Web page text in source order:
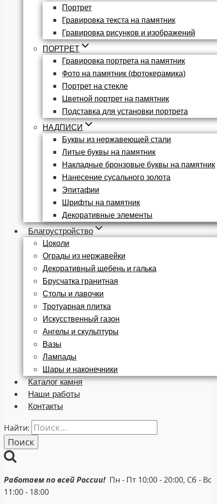
Портрет
Гравировка текста на памятник
Гравировка рисунков и изображений
ПОРТРЕТ
Гравировка портрета на памятник
Фото на памятник (фотокерамика)
Портрет на стекле
Цветной портрет на памятник
Подставка для установки портрета
НАДПИСИ
Буквы из нержавеющей стали
Литые буквы на памятник
Накладные бронзовые буквы на памятник
Нанесение сусального золота
Эпитафии
Шрифты на памятник
Декоративные элементы
Благоустройство
Цоколи
Ограды из нержавейки
Декоративный щебень и галька
Брусчатка гранитная
Столы и лавочки
Тротуарная плитка
Искусственный газон
Ангелы и скульптуры
Вазы
Лампады
Шары и наконечники
Каталог камня
Наши работы
Контакты
Найти:
Работаем по всей России! Пн - Пт 10:00 - 20:00, Сб - Вс
11:00 - 18:00